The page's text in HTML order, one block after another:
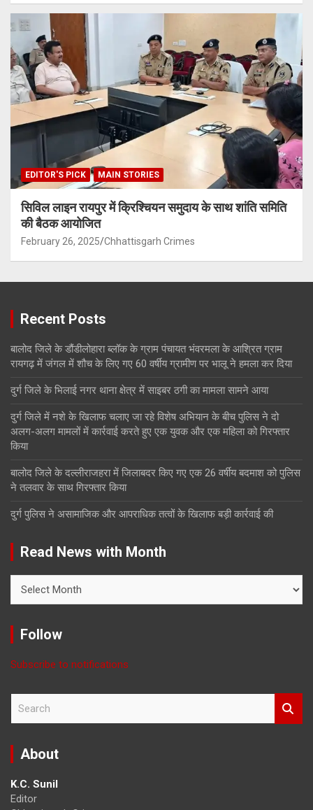
EDITOR'S PICK MAIN STORIES
सिविल लाइन रायपुर में क्रिश्चियन समुदाय के साथ शांति समिति
की बैठक आयोजित
February 26, 2025 Chhattisgarh Crimes
Recent Posts
बालोद जिले के डौंडीलोहारा ब्लॉक के ग्राम पंचायत भंवरमला के आश्रित ग्राम
रायगढ़ में जंगल में शौच के लिए गए 60 वर्षीय ग्रामीण पर भालू ने हमला कर दिया
दुर्ग जिले के भिलाई नगर थाना क्षेत्र में साइबर ठगी का मामला सामने आया
दुर्ग जिले में नशे के खिलाफ चलाए जा रहे विशेष अभियान के बीच पुलिस ने दो
अलग-अलग मामलों में कार्रवाई करते हुए एक युवक और एक महिला को गिरफ्तार
किया
बालोद जिले के दल्लीराजहरा में जिलाबदर किए गए एक 26 वर्षीय बदमाश को पुलिस
ने तलवार के साथ गिरफ्तार किया
दुर्ग पुलिस ने असामाजिक और आपराधिक तत्वों के खिलाफ बड़ी कार्रवाई की
Read News with Month
News
Month
Follow
Subscribe to notifications
r
About
K.C. Sunil
Editor